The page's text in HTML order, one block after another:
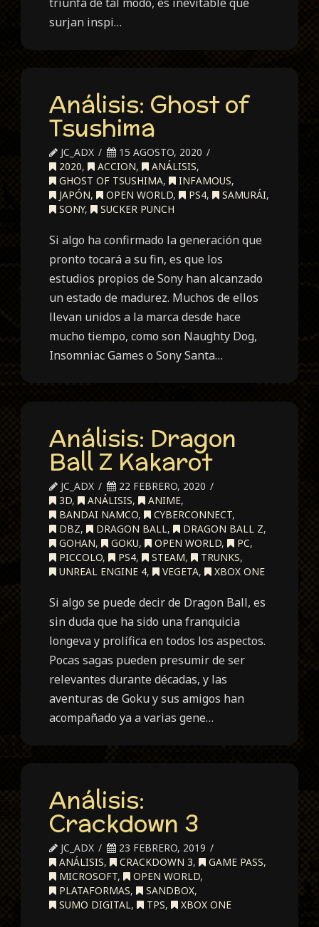
surjan inspi…
Análisis: Ghost of
Tsushima
JC_ADX
15 AGOSTO, 2020
2020, ACCION, ANÁLISIS,
GHOST OF TSUSHIMA, INFAMOUS,
JAPÓN, OPEN WORLD, PS4, SAMURÁI,
SONY, SUCKER PUNCH
Si algo ha confirmado la generación que
pronto tocará a su fin, es que los
estudios propios de Sony han alcanzado
un estado de madurez. Muchos de ellos
llevan unidos a la marca desde hace
mucho tiempo, como son Naughty Dog,
Insomniac Games o Sony Santa…
Análisis: Dragon
Ball Z Kakarot
JC_ADX
22 FEBRERO, 2020
3D, ANÁLISIS, ANIME,
BANDAI NAMCO, CYBERCONNECT,
DBZ, DRAGON BALL, DRAGON BALL Z,
GOHAN, GOKU, OPEN WORLD, PC,
PICCOLO, PS4, STEAM, TRUNKS,
UNREAL ENGINE 4, VEGETA, XBOX ONE
Si algo se puede decir de Dragon Ball, es
sin duda que ha sido una franquicia
longeva y prolífica en todos los aspectos.
Pocas sagas pueden presumir de ser
relevantes durante décadas, y las
aventuras de Goku y sus amigos han
acompañado ya a varias gene…
Análisis:
Crackdown 3
JC_ADX
23 FEBRERO, 2019
ANÁLISIS, CRACKDOWN 3, GAME PASS,
MICROSOFT, OPEN WORLD,
PLATAFORMAS, SANDBOX,
SUMO DIGITAL, TPS, XBOX ONE